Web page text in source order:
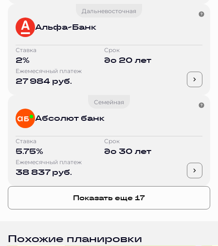
Дальневосточная
Альфа-Банк
Ставка
2%
Срок
до 20 лет
Ежемесячный платеж
27 984 руб.
Семейная
Абсолют банк
Ставка
5.75%
Срок
до 30 лет
Ежемесячный платеж
38 837 руб.
Показать еще 17
Похожие планировки